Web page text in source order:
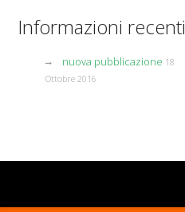
Informazioni recenti
nuova pubblicazione 18
Ottobre 2016